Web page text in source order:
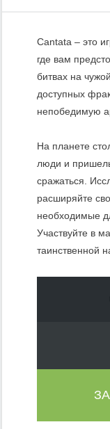
Cantata – это
где вам
битвах на
доступных
непобедимую
На планете
люди и
сражаться.
расширяйте
необходимые
Участвуйте в
таинственной